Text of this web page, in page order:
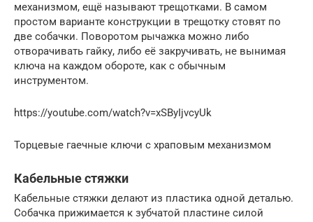
механизмом, ещё называют трещотками. В самом
простом варианте конструкции в трещотку стовят по
две собачки. Поворотом рычажка можно либо
отворачивать гайку, либо её закручивать, не вынимая
ключа на каждом обороте, как с обычным
инструментом.
https://youtube.com/watch?v=xSByIjvcyUk
Торцевые гаечные ключи с храповым механизмом
Кабельные стяжки
Кабельные стяжки делают из пластика одной деталью.
Собачка прижимается к зубчатой пластине силой